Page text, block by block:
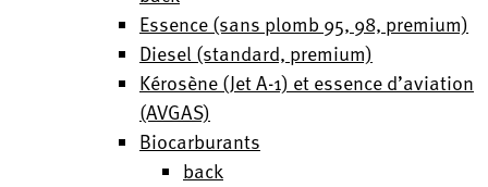
Essence (sans plomb 95, 98, premium)
Diesel (standard, premium)
Kérosène (Jet A-1) et essence d’aviation
(AVGAS)
Biocarburants
back